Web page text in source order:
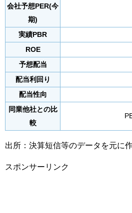
会社予想PER(今
期)
実績PBR
ROE
予想配当
配当利回り
配当性向
同業他社との比
較
出所：決算短信等のデータを元に
スポンサーリンク